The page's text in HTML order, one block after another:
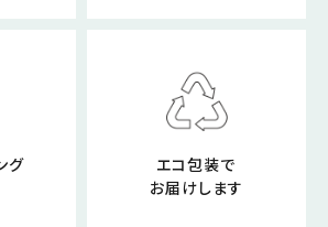
グ
エコ包装で
お届けします